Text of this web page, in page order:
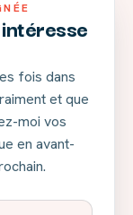
fois dans
et que
moi vos
en avant-